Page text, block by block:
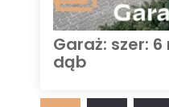
Garaż: szer: 6
dąb